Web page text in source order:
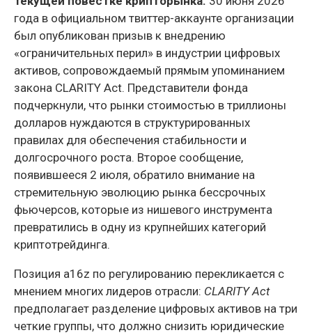
года в официальном твиттер-аккаунте организации
был опубликован призыв к внедрению
«ограничительных перил» в индустрии цифровых
активов, сопровождаемый прямым упоминанием
закона CLARITY Act. Представители фонда
подчеркнули, что рынки стоимостью в триллионы
долларов нуждаются в структурированных
правилах для обеспечения стабильности и
долгосрочного роста. Второе сообщение,
появившееся 2 июля, обратило внимание на
стремительную эволюцию рынка бессрочных
фьючерсов, которые из нишевого инструмента
превратились в одну из крупнейших категорий
криптотрейдинга.
Позиция a16z по регулированию перекликается с
мнением многих лидеров отрасли: CLARITY Act
предполагает разделение цифровых активов на три
четкие группы, что должно снизить юридические